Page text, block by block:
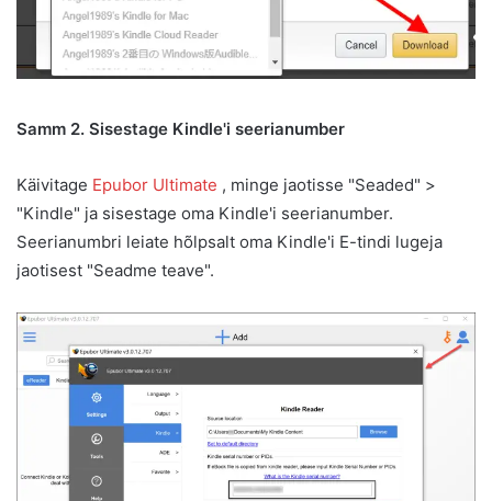
Samm 2. Sisestage Kindle'i seerianumber
Käivitage Epubor Ultimate , minge jaotisse "Seaded" >
"Kindle" ja sisestage oma Kindle'i seerianumber.
Seerianumbri leiate hõlpsalt oma Kindle'i E-tindi lugeja
jaotisest "Seadme teave".